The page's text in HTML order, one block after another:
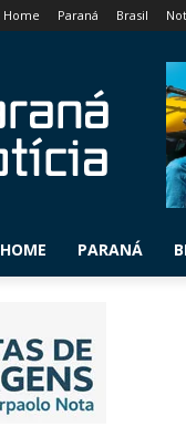
Home Paraná Brasil
HOME PARANÁ